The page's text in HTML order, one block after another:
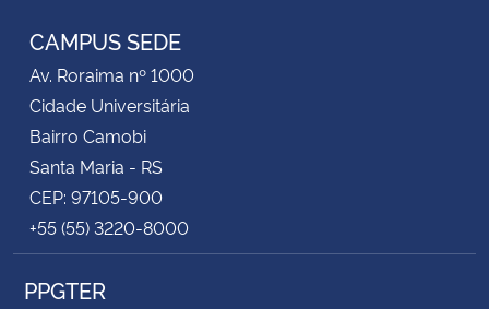
CAMPUS SEDE
Av. Roraima nº 1000
Cidade Universitária
Bairro Camobi
Santa Maria - RS
CEP: 97105-900
+55 (55) 3220-8000
PPGTER